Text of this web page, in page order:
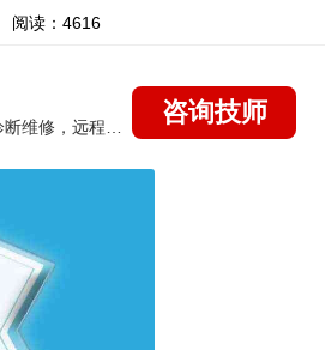
阅读：4616
咨询技师